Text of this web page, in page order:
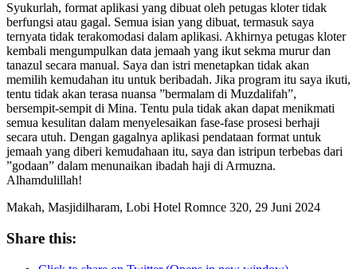
Syukurlah, format aplikasi yang dibuat oleh petugas kloter tidak
berfungsi atau gagal. Semua isian yang dibuat, termasuk saya
ternyata tidak terakomodasi dalam aplikasi. Akhirnya petugas kloter
kembali mengumpulkan data jemaah yang ikut sekma murur dan
tanazul secara manual. Saya dan istri menetapkan tidak akan
memilih kemudahan itu untuk beribadah. Jika program itu saya ikuti,
tentu tidak akan terasa nuansa ”bermalam di Muzdalifah”,
bersempit-sempit di Mina. Tentu pula tidak akan dapat menikmati
semua kesulitan dalam menyelesaikan fase-fase prosesi berhaji
secara utuh. Dengan gagalnya aplikasi pendataan format untuk
jemaah yang diberi kemudahaan itu, saya dan istripun terbebas dari
”godaan” dalam menunaikan ibadah haji di Armuzna.
Alhamdulillah!
Makah, Masjidilharam, Lobi Hotel Romnce 320, 29 Juni 2024
Share this: